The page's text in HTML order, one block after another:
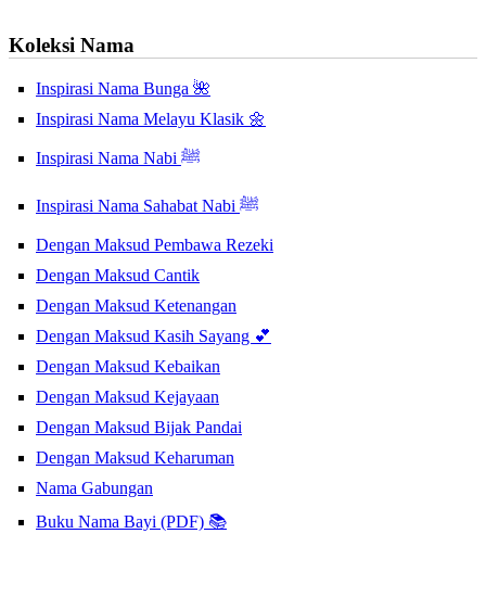
Koleksi Nama
Inspirasi Nama Bunga 🌺
Inspirasi Nama Melayu Klasik 🌼
Inspirasi Nama Nabi ﷺ
Inspirasi Nama Sahabat Nabi ﷺ
Dengan Maksud Pembawa Rezeki
Dengan Maksud Cantik
Dengan Maksud Ketenangan
Dengan Maksud Kasih Sayang 💕
Dengan Maksud Kebaikan
Dengan Maksud Kejayaan
Dengan Maksud Bijak Pandai
Dengan Maksud Keharuman
Nama Gabungan
Buku Nama Bayi (PDF) 📚